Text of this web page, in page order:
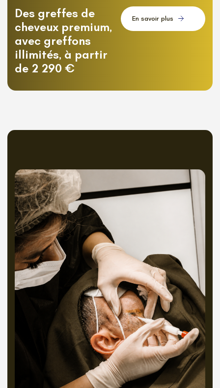
Des greffes de
cheveux premium,
avec greffons
illimités, à partir
de 2 290 €
En savoir plus